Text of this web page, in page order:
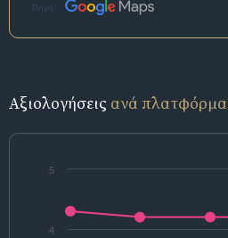
Πηγή:
Αξιολογήσεις ανά πλατφόρμα
4
5